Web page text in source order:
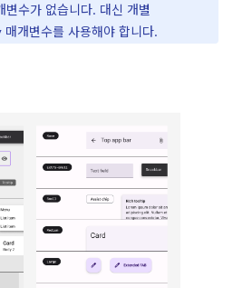
변수가 없습니다. 대신 개별
매개변수를 사용해야 합니다.